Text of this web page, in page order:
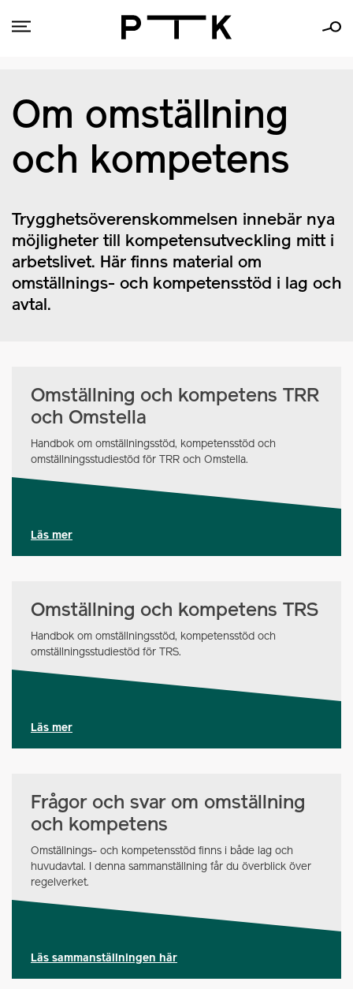
Om omställning
och kompetens
Trygghetsöverenskommelsen innebär nya
möjligheter till kompetensutveckling mitt i
arbetslivet. Här finns material om
omställnings- och kompetensstöd i lag och
avtal.
Omställning och kompetens TRR
och Omstella
Handbok om omställningsstöd, kompetensstöd och
omställningsstudiestöd för TRR och Omstella.
Läs mer
Omställning och kompetens TRS
Handbok om omställningsstöd, kompetensstöd och
omställningsstudiestöd för TRS.
Läs mer
Frågor och svar om omställning
och kompetens
Omställnings- och kompetensstöd finns i både lag och
huvudavtal. I denna sammanställning får du överblick över
regelverket.
Läs sammanställningen här